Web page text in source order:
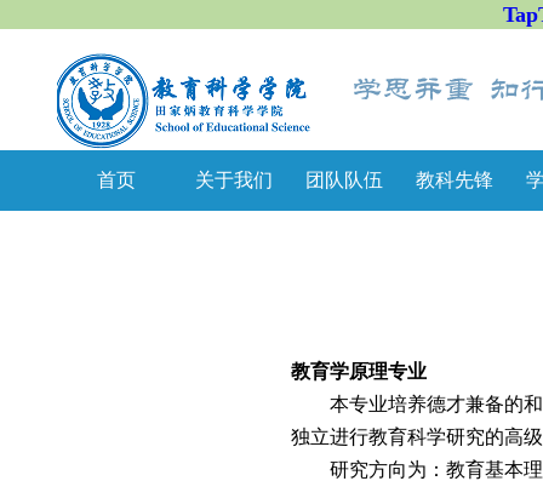
首页 关于我们 团队队伍 教科先锋
教育学原理专业
本专业培养德才兼备的
独立进行教育科学研究的高
研究方向为：教育基本